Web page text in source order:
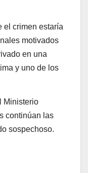
el crimen estaría
motivados
en una
y uno de los
Ministerio
continúan las
sospechoso.